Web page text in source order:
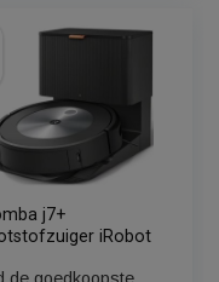
ECOVACS DEEBOT T10
TURBO robotstofzuiger
Vind de goedkoopste